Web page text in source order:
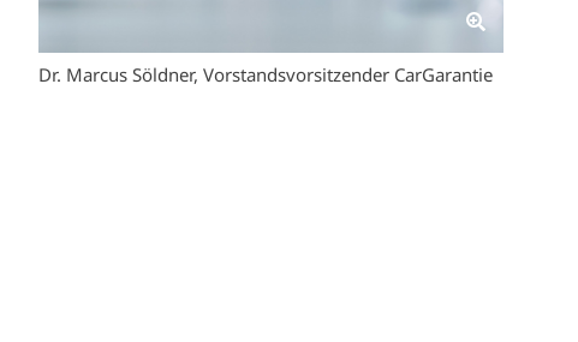
Dr. Marcus Söldner, Vorstandsvorsitzender CarGarantie